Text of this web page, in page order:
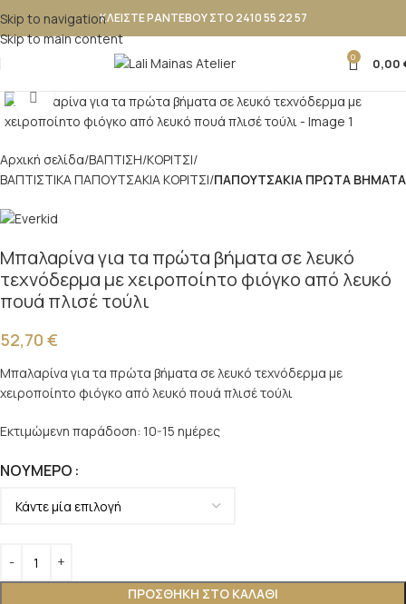
Skip to navigation
Skip to main content
ΚΛΕΙΣΤΕ ΡΑΝΤΕΒΟΥ ΣΤΟ 2410 55 22 57
0 0,00
Κλικ για μεγέθυνση
Αρχική σελίδα ΒΑΠΤΙΣΗ ΚΟΡΙΤΣΙ
ΒΑΠΤΙΣΤΙΚΑ ΠΑΠΟΥΤΣΑΚΙΑ ΚΟΡΙΤΣΙ ΠΑΠΟΥΤΣΑΚΙΑ ΠΡΩΤΑ ΒΗΜΑΤΑ
Μπαλαρίνα για τα πρώτα βήματα σε λευκό
τεχνόδερμα με χειροποίητο φιόγκο από λευκό
πουά πλισέ τούλι
52,70 €
Μπαλαρίνα για τα πρώτα βήματα σε λευκό τεχνόδερμα με
χειροποίητο φιόγκο από λευκό πουά πλισέ τούλι
Εκτιμώμενη παράδοση: 10-15 ημέρες
ΝΟΎΜΕΡΟ
ΠΡΟΣΘΉΚΗ ΣΤΟ ΚΑΛΆΘΙ